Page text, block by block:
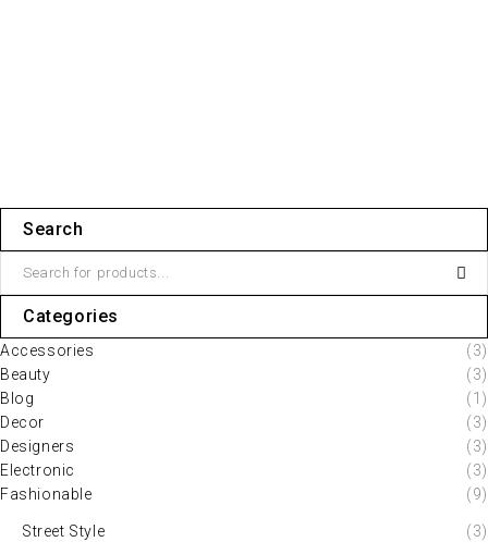
Search
Categories
Accessories
(3)
Beauty
(3)
Blog
(1)
Decor
(3)
Designers
(3)
Electronic
(3)
Fashionable
(9)
Street Style
(3)